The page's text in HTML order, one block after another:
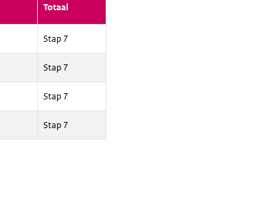
Totaal
Stap 7
Stap 7
Stap 7
Stap 7